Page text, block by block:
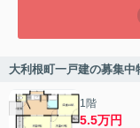
大利根町一戸建の募集中
1階
5.5万円